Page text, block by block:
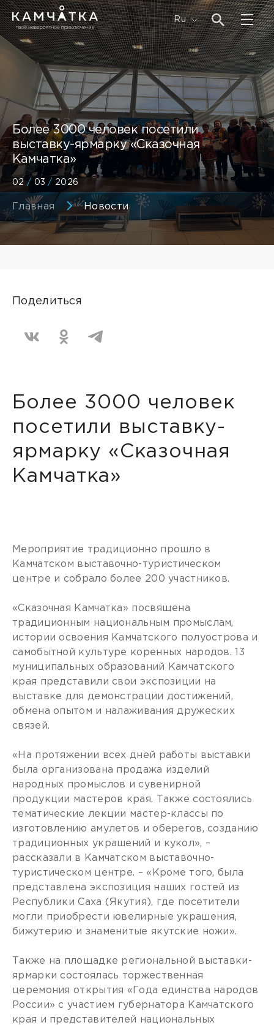
Ru
Более 3000 человек посетили
выставку-ярмарку «Сказочная
Камчатка»
02/ 03 / 2026
Главная Новости
Поделиться
Более 3000 человек
посетили выставку-
ярмарку «Сказочная
Камчатка»
Мероприятие традиционно прошло в
Камчатском выставочно-туристическом
центре и собрало более 200 участников.
«Сказочная Камчатка» посвящена
традиционным национальным промыслам,
истории освоения Камчатского полуострова и
самобытной культуре коренных народов. 13
муниципальных образований Камчатского
края представили свои экспозиции на
выставке для демонстрации достижений,
обмена опытом и налаживания дружеских
связей.
«На протяжении всех дней работы выставки
была организована продажа изделий
народных промыслов и сувенирной
продукции мастеров края. Также состоялись
тематические лекции мастер-классы по
изготовлению амулетов и оберегов, созданию
традиционных украшений и кукол», –
рассказали в Камчатском выставочно-
туристическом центре. – «Кроме того, была
представлена экспозиция наших гостей из
Республики Саха (Якутия), где посетители
могли приобрести ювелирные украшения,
бижутерию и знаменитые якутские ножи».
Также на площадке региональной выставки-
ярмарки состоялась торжественная
церемония открытия «Года единства народов
России» с участием губернатора Камчатского
края и представителей национальных